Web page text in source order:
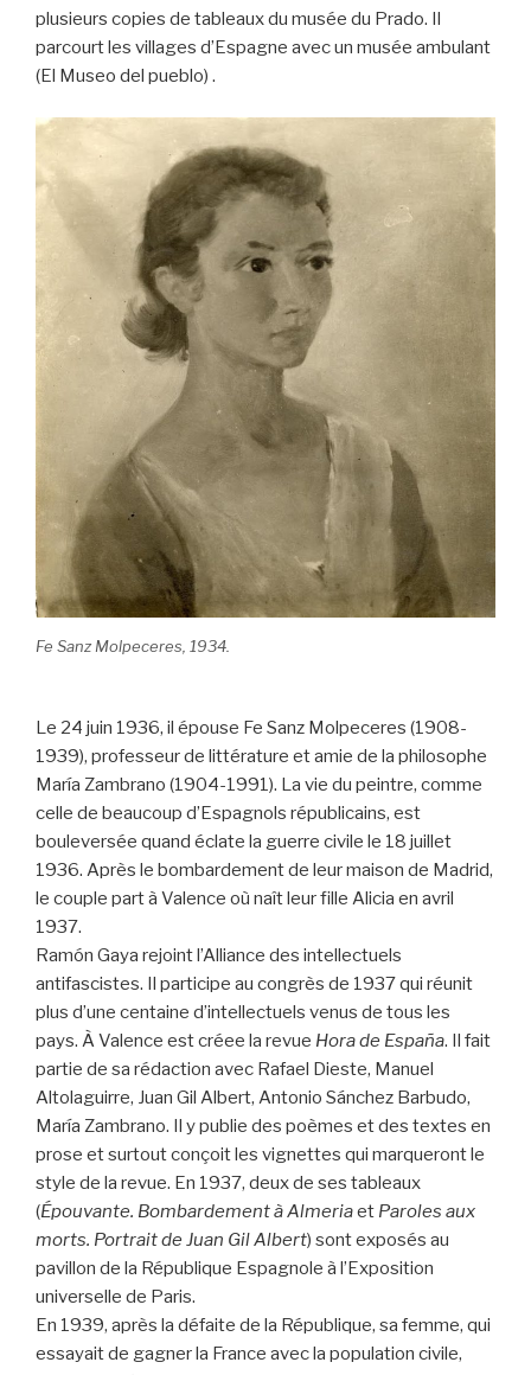
plusieurs copies de tableaux du musée du Prado. Il
parcourt les villages d’Espagne avec un musée ambulant
(El Museo del pueblo) .
Fe Sanz Molpeceres, 1934.
Le 24 juin 1936, il épouse Fe Sanz Molpeceres (1908-
1939), professeur de littérature et amie de la philosophe
María Zambrano (1904-1991). La vie du peintre, comme
celle de beaucoup d’Espagnols républicains, est
bouleversée quand éclate la guerre civile le 18 juillet
1936. Après le bombardement de leur maison de Madrid,
le couple part à Valence où naît leur fille Alicia en avril
1937.
Ramón Gaya rejoint l’Alliance des intellectuels
antifascistes. Il participe au congrès de 1937 qui réunit
plus d’une centaine d’intellectuels venus de tous les
pays. À Valence est créee la revue Hora de España. Il fait
partie de sa rédaction avec Rafael Dieste, Manuel
Altolaguirre, Juan Gil Albert, Antonio Sánchez Barbudo,
María Zambrano. Il y publie des poèmes et des textes en
prose et surtout conçoit les vignettes qui marqueront le
style de la revue. En 1937, deux de ses tableaux
(Épouvante. Bombardement à Almeriaet Paroles aux
morts. Portrait de Juan Gil Albert) sont exposés au
pavillon de la République Espagnole à l’Exposition
universelle de Paris.
En 1939, après la défaite de la République, sa femme, qui
essayait de gagner la France avec la population civile,